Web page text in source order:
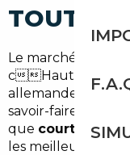
TOUTE
Le marché
cHaut-Rhin
allemande, est
savoir-faire pour
que courtier
les meilleures